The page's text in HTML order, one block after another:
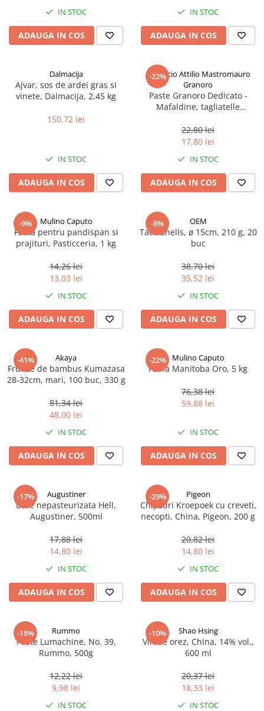
Spania / Cipru / Africa
Sare de mare din Oceanele Pacific
Sare de roca
Sare speciala
Specialitati din ulei
Terine si placinte
Uleiuri Premium
Uleiuri speciale/presate la rece
Ulei de masline extravirgin
Ulei Gegenbauer
Ulei Huilerie Beaujolaise
Ulei Wiberg Gastro
Prajitore paine
Gratare
IN STOC
ADAUGA IN COS
IN STOC
ADAUGA IN COS
Dalmacija
Ajvar, sos de ardei gras si
vinete, Dalmacija, 2,45 kg
150,72 lei
IN STOC
ADAUGA IN COS
-22%
Pastificio Attilio Mastromauro
Granoro
Paste Granoro Dedicato -
Mafaldine, tagliatelle
22,80 lei
17,80 lei
IN STOC
ADAUGA IN COS
-9% Mulino Caputo
Faina pentru pandispan si
prajituri, Pasticceria, 1 kg
14,26 lei
13,03 lei
IN STOC
ADAUGA IN COS
-8% OEM
Taco Shells, ø 15cm, 210 g, 20
buc
38,70 lei
35,52 lei
IN STOC
ADAUGA IN COS
-41% Akaya
Frunze de bambus Kumazasa
28-32cm, mari, 100 buc, 330 g
81,34 lei
48,00 lei
IN STOC
ADAUGA IN COS
-22% Mulino Caputo
Faina Manitoba Oro, 5 kg
76,38 lei
59,88 lei
IN STOC
ADAUGA IN COS
-17% Augustiner
Bere nepasteurizata Hell,
Augustiner, 500ml
17,88 lei
14,80 lei
IN STOC
ADAUGA IN COS
-29% Pigeon
Chipsuri Kroepoek cu creveti,
necopti, China, Pigeon, 200 g
20,82 lei
14,80 lei
IN STOC
ADAUGA IN COS
-18% Rummo
Paste Lumachine, No. 39,
Rummo, 500g
12,22 lei
9,98 lei
IN STOC
-10% Shao Hsing
Vin de orez, China, 14% vol.,
600 ml
20,37 lei
18,33 lei
IN STOC